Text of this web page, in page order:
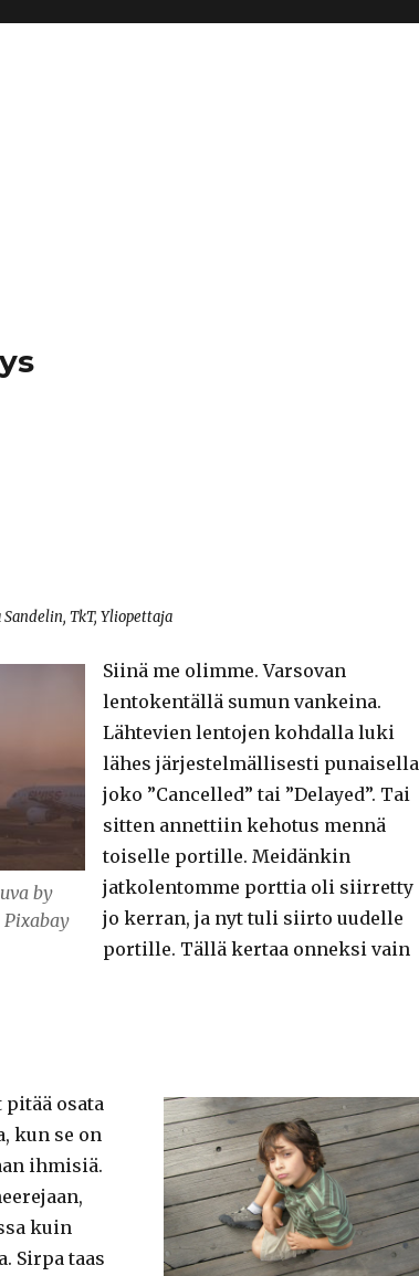
TkT, Yliopettaja
by
Pixabay
Siinä me olimme. Varsovan
lentokentällä sumun vankeina.
Lähtevien lentojen kohdalla luki
lähes järjestelmällisesti punaisella
joko ”Cancelled” tai ”Delayed”. Tai
sitten annettiin kehotus mennä
toiselle portille. Meidänkin
jatkolentomme porttia oli siirretty
jo kerran, ja nyt tuli siirto uudelle
portille. Tällä kertaa onneksi vain
osata
kun se on
ihmisiä.
kuin
Sirpa taas